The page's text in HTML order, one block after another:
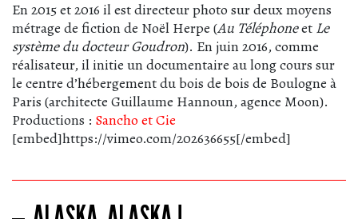
En 2015 et 2016 il est directeur photo sur deux moyens
métrage de fiction de Noël Herpe (Au Téléphoneet Le
système du docteur Goudron). En juin 2016, comme
réalisateur, il initie un documentaire au long cours sur
le centre d’hébergement du bois de bois de Boulogne à
Paris (architecte Guillaume Hannoun, agence Moon).
Productions : Sancho et Cie
[embed]https://vimeo.com/202636655[/embed]